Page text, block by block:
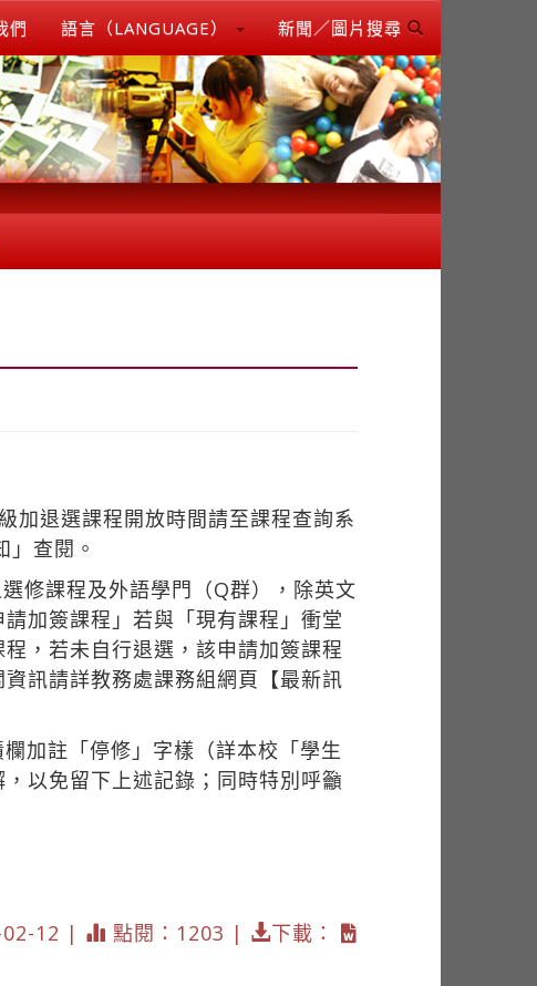
們 語言（LANGUAGE） 新聞／圖片搜尋
加退選課程開放時間請至課程查詢系
查閱。
修課程及外語學門（Q群），除英文
加簽課程」若與「現有課程」衝堂
，若未自行退選，該申請加簽課程
訊請詳教務處課務組網頁【最新訊
加註「停修」字樣（詳本校「學生
以免留下上述記錄；同時特別呼籲
02-12 | 點閱：1203 | 下載：